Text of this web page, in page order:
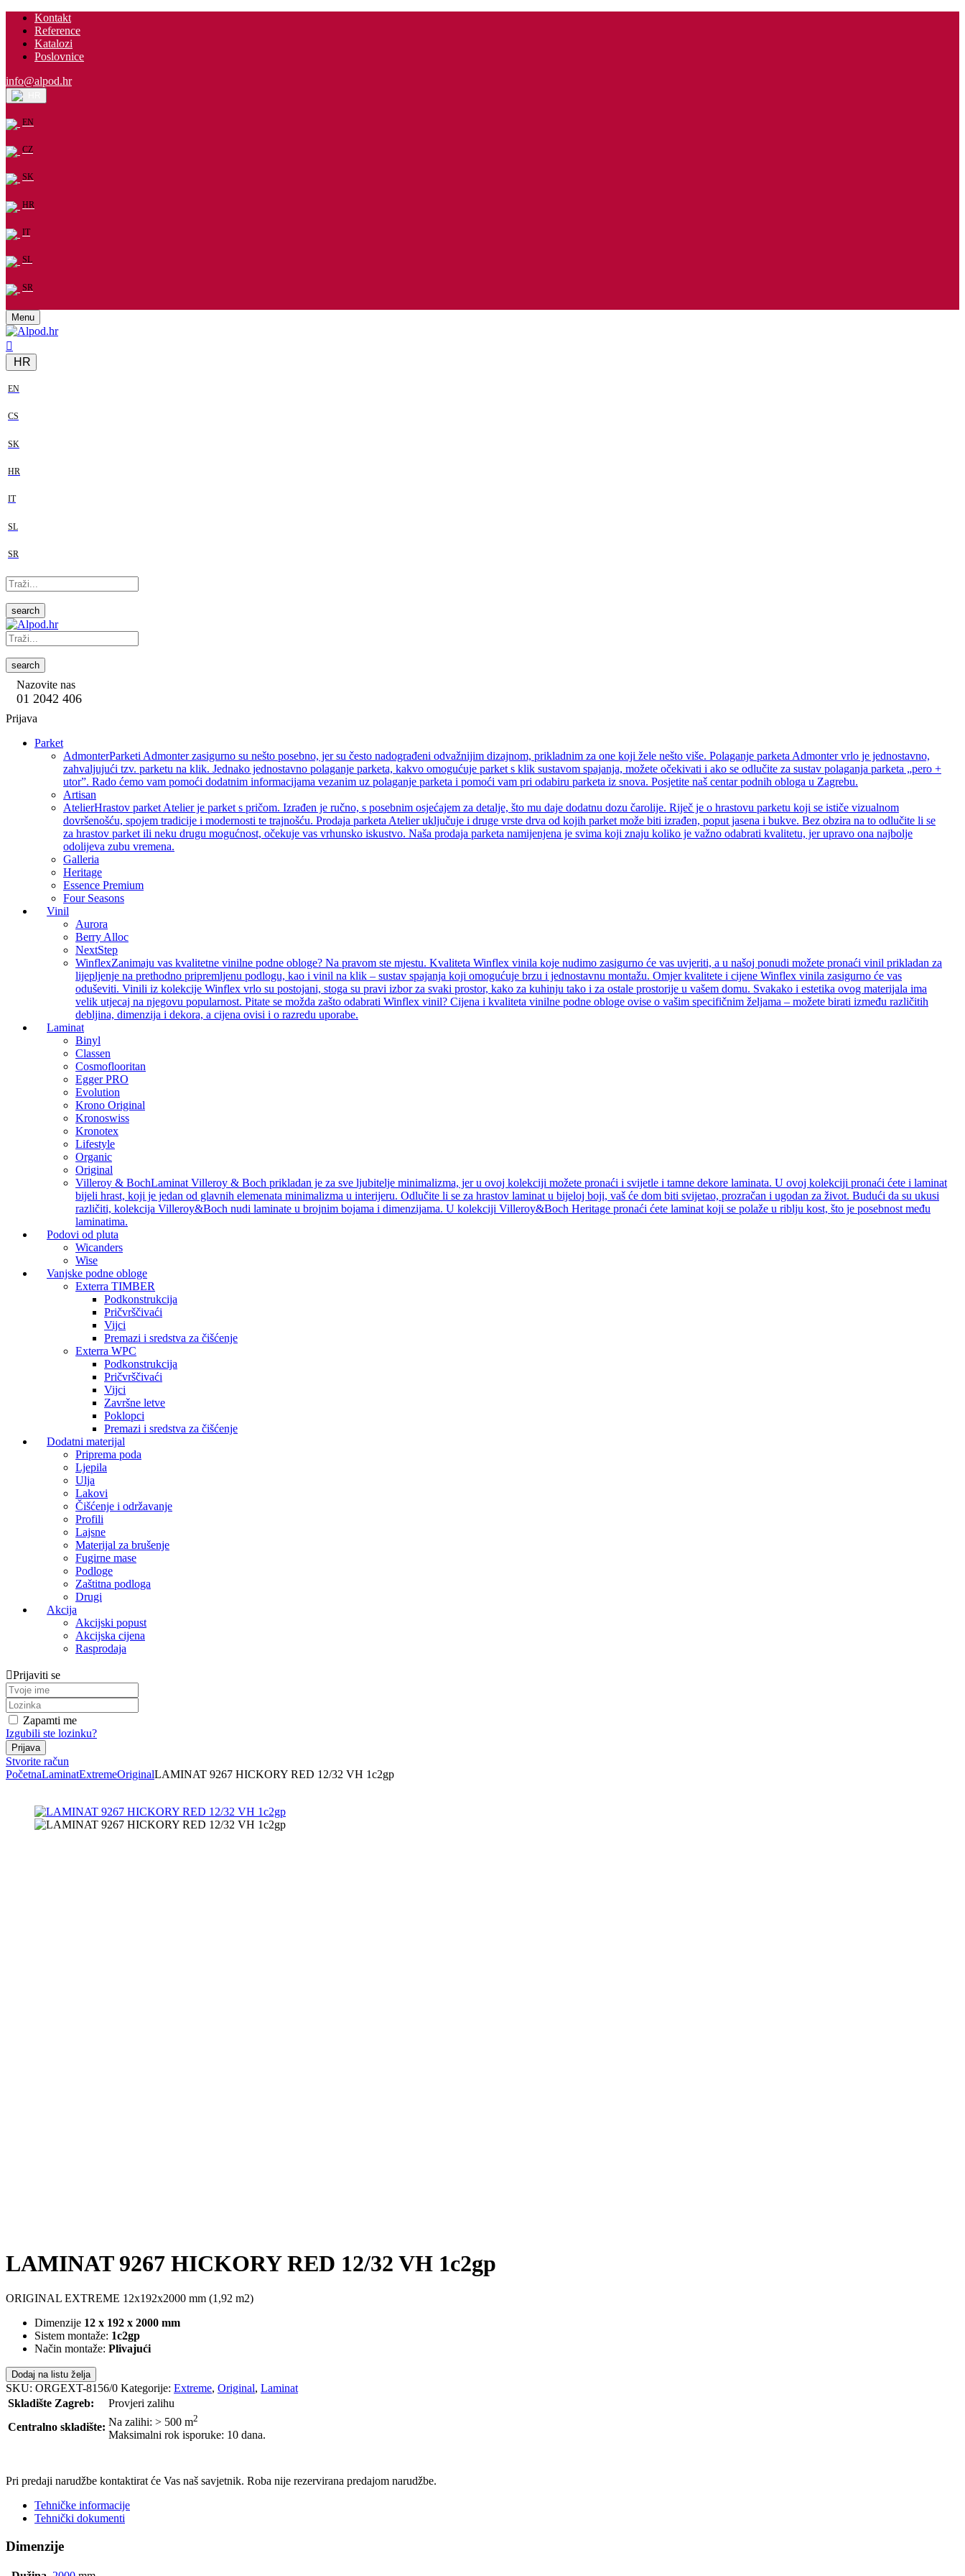
Kontakt
Reference
Katalozi
Poslovnice
info@alpod.hr
EN
CZ
SK
HR
IT
SL
SR
Menu
HR
EN
CS
SK
HR
IT
SL
SR
search
search
Nazovite nas
01 2042 406
Prijava
Parket
AdmonterParketi Admonter zasigurno su nešto posebno, jer su često nadograđeni odvažnijim dizajnom, prikladnim za one koji žele nešto više. Polaganje parketa Admonter vrlo je jednostavno,
zahvaljujući tzv. parketu na klik. Jednako jednostavno polaganje parketa, kakvo omogućuje parket s klik sustavom spajanja, možete očekivati i ako se odlučite za sustav polaganja parketa „pero +
utor”. Rado ćemo vam pomoći dodatnim informacijama vezanim uz polaganje parketa i pomoći vam pri odabiru parketa iz snova. Posjetite naš centar podnih obloga u Zagrebu.
Artisan
AtelierHrastov parket Atelier je parket s pričom. Izrađen je ručno, s posebnim osjećajem za detalje, što mu daje dodatnu dozu čarolije. Riječ je o hrastovu parketu koji se ističe vizualnom
dovršenošću, spojem tradicije i modernosti te trajnošću. Prodaja parketa Atelier uključuje i druge vrste drva od kojih parket može biti izrađen, poput jasena i bukve. Bez obzira na to odlučite li se
za hrastov parket ili neku drugu mogućnost, očekuje vas vrhunsko iskustvo. Naša prodaja parketa namijenjena je svima koji znaju koliko je važno odabrati kvalitetu, jer upravo ona najbolje
odolijeva zubu vremena.
Galleria
Heritage
Essence Premium
Four Seasons
Vinil
Aurora
Berry Alloc
NextStep
WinflexZanimaju vas kvalitetne vinilne podne obloge? Na pravom ste mjestu. Kvaliteta Winflex vinila koje nudimo zasigurno će vas uvjeriti, a u našoj ponudi možete pronaći vinil prikladan za
lijepljenje na prethodno pripremljenu podlogu, kao i vinil na klik – sustav spajanja koji omogućuje brzu i jednostavnu montažu. Omjer kvalitete i cijene Winflex vinila zasigurno će vas
oduševiti. Vinili iz kolekcije Winflex vrlo su postojani, stoga su pravi izbor za svaki prostor, kako za kuhinju tako i za ostale prostorije u vašem domu. Svakako i estetika ovog materijala ima
velik utjecaj na njegovu popularnost. Pitate se možda zašto odabrati Winflex vinil? Cijena i kvaliteta vinilne podne obloge ovise o vašim specifičnim željama – možete birati između različitih
debljina, dimenzija i dekora, a cijena ovisi i o razredu uporabe.
Laminat
Binyl
Classen
Cosmoflooritan
Egger PRO
Evolution
Krono Original
Kronoswiss
Kronotex
Lifestyle
Organic
Original
Villeroy & BochLaminat Villeroy & Boch prikladan je za sve ljubitelje minimalizma, jer u ovoj kolekciji možete pronaći i svijetle i tamne dekore laminata. U ovoj kolekciji pronaći ćete i laminat
bijeli hrast, koji je jedan od glavnih elemenata minimalizma u interijeru. Odlučite li se za hrastov laminat u bijeloj boji, vaš će dom biti svijetao, prozračan i ugodan za život. Budući da su ukusi
različiti, kolekcija Villeroy&Boch nudi laminate u brojnim bojama i dimenzijama. U kolekciji Villeroy&Boch Heritage pronaći ćete laminat koji se polaže u riblju kost, što je posebnost među
laminatima.
Podovi od pluta
Wicanders
Wise
Vanjske podne obloge
Exterra TIMBER
Podkonstrukcija
Pričvrščivaći
Vijci
Premazi i sredstva za čišćenje
Exterra WPC
Podkonstrukcija
Pričvrščivaći
Vijci
Završne letve
Poklopci
Premazi i sredstva za čišćenje
Dodatni materijal
Priprema poda
Ljepila
Ulja
Lakovi
Čišćenje i održavanje
Profili
Lajsne
Materijal za brušenje
Fugirne mase
Podloge
Zaštitna podloga
Drugi
Akcija
Akcijski popust
Akcijska cijena
Rasprodaja
Prijaviti se
Zapamti me
Izgubili ste lozinku?
Stvorite račun
PočetnaLaminatExtremeOriginalLAMINAT 9267 HICKORY RED 12/32 VH 1c2gp
LAMINAT 9267 HICKORY RED 12/32 VH 1c2gp
ORIGINAL EXTREME 12x192x2000 mm (1,92 m2)
Dimenzije 12 x 192 x 2000 mm
Sistem montaže: 1c2gp
Način montaže: Plivajući
Dodaj na listu želja
SKU: ORGEXT-8156/0 Kategorije: Extreme, Original, Laminat
Skladište Zagreb:
Provjeri zalihu
Centralno skladište: Na zalihi: > 500 m2
Maksimalni rok isporuke: 10 dana.
Pri predaji narudžbe kontaktirat će Vas naš savjetnik. Roba nije rezervirana predajom narudžbe.
Tehničke informacije
Tehnički dokumenti
Dimenzije